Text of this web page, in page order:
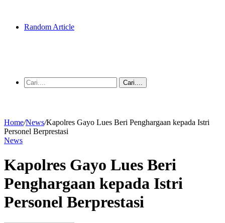
Random Article
Cari....
Home/News/Kapolres Gayo Lues Beri Penghargaan kepada Istri
Personel Berprestasi
News
Kapolres Gayo Lues Beri
Penghargaan kepada Istri
Personel Berprestasi